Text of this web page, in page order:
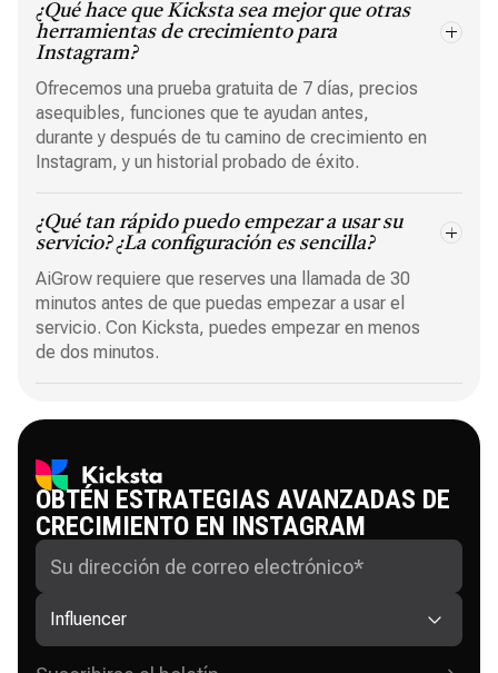
¿Qué hace que Kicksta sea mejor que otras
herramientas de crecimiento para
Instagram?
Ofrecemos una prueba gratuita de 7 días, precios
asequibles, funciones que te ayudan antes,
durante y después de tu camino de crecimiento en
Instagram, y un historial probado de éxito.
¿Qué tan rápido puedo empezar a usar su
servicio? ¿La configuración es sencilla?
AiGrow requiere que reserves una llamada de 30
minutos antes de que puedas empezar a usar el
servicio. Con Kicksta, puedes empezar en menos
de dos minutos.
OBTÉN ESTRATEGIAS AVANZADAS DE
CRECIMIENTO EN INSTAGRAM
Influencer